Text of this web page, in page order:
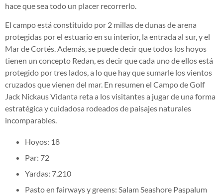
hace que sea todo un placer recorrerlo.
El campo está constituido por 2 millas de dunas de arena
protegidas por el estuario en su interior, la entrada al sur, y el
Mar de Cortés. Además, se puede decir que todos los hoyos
tienen un concepto Redan, es decir que cada uno de ellos está
protegido por tres lados, a lo que hay que sumarle los vientos
cruzados que vienen del mar. En resumen el Campo de Golf
Jack Nickaus Vidanta reta a los visitantes a jugar de una forma
estratégica y cuidadosa rodeados de paisajes naturales
incomparables.
Hoyos: 18
Par: 72
Yardas: 7,210
Pasto en fairways y greens: Salam Seashore Paspalum